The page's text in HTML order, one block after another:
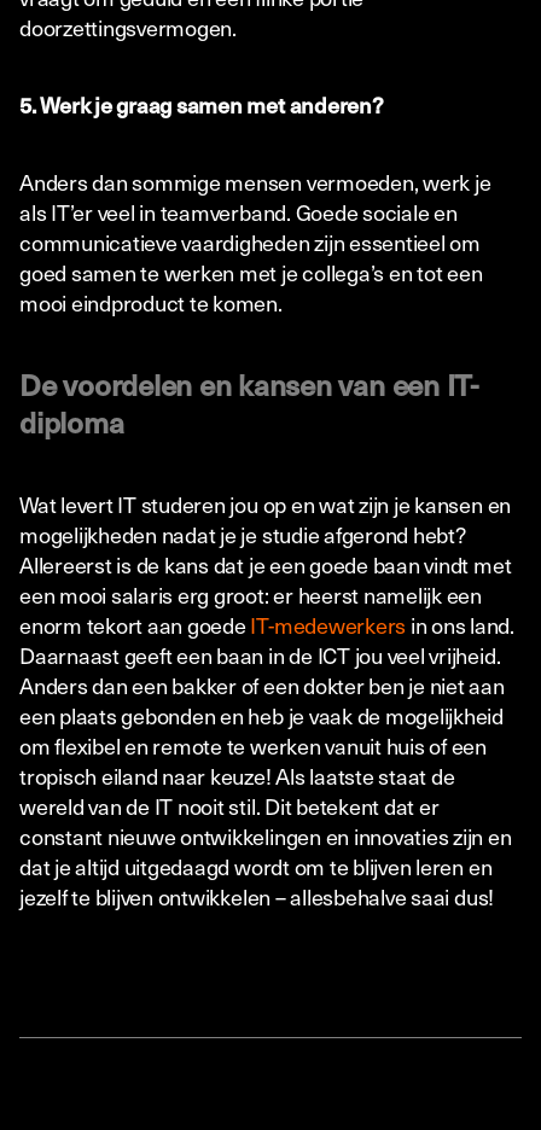
doorzettingsvermogen.
5. Werk je graag samen met anderen?
Anders dan sommige mensen vermoeden, werk je
als IT’er veel in teamverband. Goede sociale en
communicatieve vaardigheden zijn essentieel om
goed samen te werken met je collega’s en tot een
mooi eindproduct te komen.
De voordelen en kansen van een IT-
diploma
Wat levert IT studeren jou op en wat zijn je kansen en
mogelijkheden nadat je je studie afgerond hebt?
Allereerst is de kans dat je een goede baan vindt met
een mooi salaris erg groot: er heerst namelijk een
enorm tekort aan goedeIT-medewerkers in ons land.
Daarnaast geeft een baan in de ICT jou veel vrijheid.
Anders dan een bakker of een dokter ben je niet aan
een plaats gebonden en heb je vaak de mogelijkheid
om flexibel en remote te werken vanuit huis of een
tropisch eiland naar keuze! Als laatste staat de
wereld van de IT nooit stil. Dit betekent dat er
constant nieuwe ontwikkelingen en innovaties zijn en
dat je altijd uitgedaagd wordt om te blijven leren en
jezelf te blijven ontwikkelen – allesbehalve saai dus!